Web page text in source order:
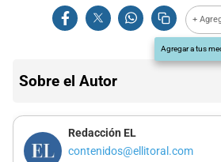
+
Agregar a tus
Sobre el Autor
Redacción EL
contenidos@ellitoral.com